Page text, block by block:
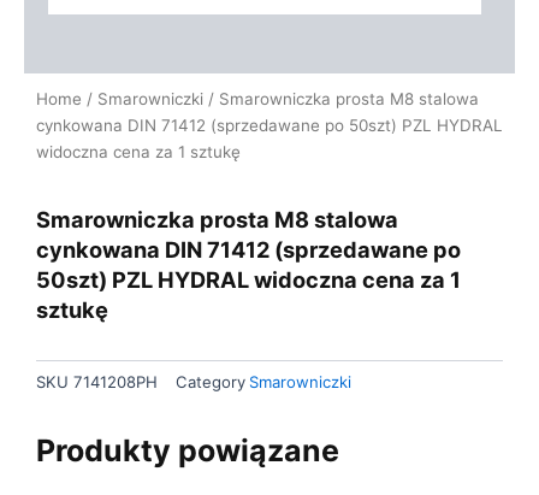
Home / Smarowniczki / Smarowniczka prosta M8 stalowa
cynkowana DIN 71412 (sprzedawane po 50szt) PZL HYDRAL
widoczna cena za 1 sztukę
Smarowniczka prosta M8 stalowa
cynkowana DIN 71412 (sprzedawane po
50szt) PZL HYDRAL widoczna cena za 1
sztukę
SKU 7141208PH Category Smarowniczki
Produkty powiązane